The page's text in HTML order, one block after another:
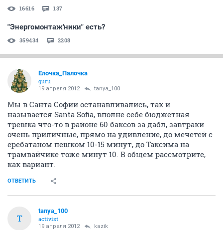
16616 137
"Энергомонтаж'ники" есть?
359434 2208
Ёлочка_Палочка
guru
19 апреля 2012 tanya_100
Мы в Санта Софии останавливались, так и
называется Santa Sofia, вполне себе бюджетная
трешка что-то в районе 60 баксов за дабл, завтраки
очень приличные, прямо на удивление, до мечетей с
еребатаном пешком 10-15 минут, до Таксима на
трамвайчике тоже минут 10. В общем рассмотрите,
как вариант.
ОТВЕТИТЬ
T
tanya_100
activist
19 апреля 2012 kazik